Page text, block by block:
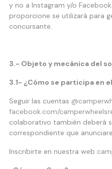
y no a Instagram y/o
proporcione se utilizará para
concursante.
3.- Objeto y mecánica del
3.1- ¿Cómo se participa en
Seguir las cuentas
facebook.com/
colaborativo también deberá
correspondiente que
Inscribirte en nuestra web